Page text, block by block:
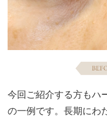
今回ご紹介する方もハ
の一例です。長期にわ